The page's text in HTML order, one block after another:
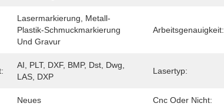
Lasermarkierung, Metall-
Plastik-Schmuckmarkierung
Und Gravur
Arbeitsgenauigkeit:
AI, PLT, DXF, BMP, Dst, Dwg,
LAS, DXP
Lasertyp:
Neues Cnc Oder Nicht: